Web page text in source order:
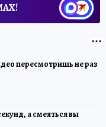
пересмотришь не раз
а смеяться вы